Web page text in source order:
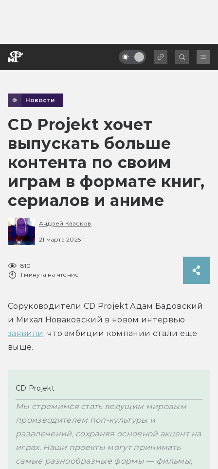
Новости
CD Projekt хочет
выпускать больше
контента по своим
играм в формате книг,
сериалов и аниме
Андрей Квасков
21 марта 2025 г.
810
1 минута на чтение
Соруководители CD Projekt Адам Бадовский
заявили, что амбиции компании стали еще
выше.
CD Projekt
Мы стремимся стать ведущим мировым
производителем поп-культуры и
развлечений, сохраняя основной акцент на
играх. Наши проекты могут принимать
самые разнообразные формы — фильмы,